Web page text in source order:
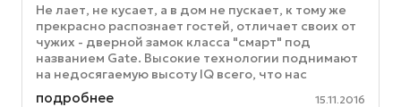
Не лает, не кусает, а в дом не пускает, к тому же
прекрасно распознает гостей, отличает своих от
чужих - дверной замок класса "смарт" под
названием Gate. Высокие технологии поднимают
на недосягаемую высоту IQ всего, что нас
окружает, от лампочки и ...
подробнее 15.11.2016